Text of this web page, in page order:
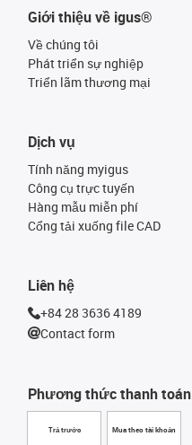
Giới thiệu về igus®
Về chúng tôi
Phát triển sự nghiệp
Triển lãm thương mại
Phương thức thanh toán
Trả trước Mua theo tài khoản
Dịch vụ
Tính năng myigus
Công cụ trực tuyến
Hàng mẫu miễn phí
Cổng tải xuống file CAD
Liên hệ
+84 28 3636 4189
Contact form